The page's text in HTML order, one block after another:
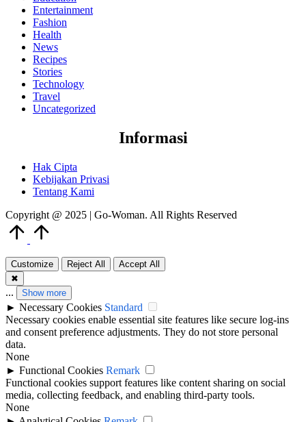
Entertainment
Fashion
Health
News
Recipes
Stories
Technology
Travel
Uncategorized
Informasi
Hak Cipta
Kebijakan Privasi
Tentang Kami
Copyright @ 2025 | Go-Woman. All Rights Reserved
Customize Reject All
Accept All
✖
... Show more
► Necessary Cookies Standard
Necessary cookies enable essential site features like secure log-ins
and consent preference adjustments. They do not store personal
data.
None
► Functional Cookies Remark
Functional cookies support features like content sharing on social
media, collecting feedback, and enabling third-party tools.
None